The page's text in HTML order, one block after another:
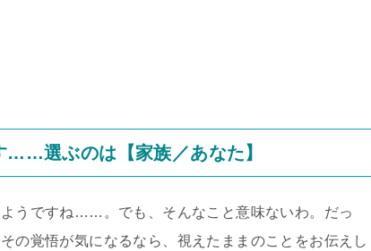
……選ぶのは【家族／あなた】
うですね……。でも、そんなこと意味ないわ。だっ
の覚悟が気になるなら、視えたままのことをお伝えし